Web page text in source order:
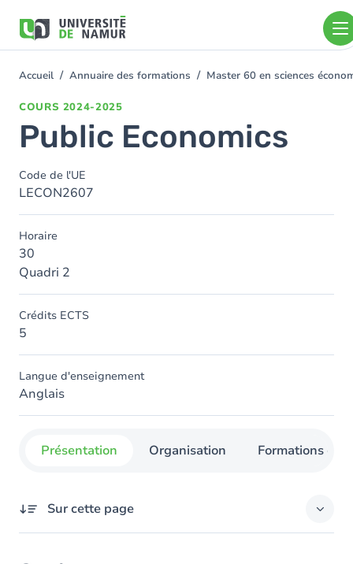
contenu
You
Accueil Annuaire des formations Master 60 en sciences
COURS 2024-2025
Public Economics
Code de l'UE
LECON2607
Horaire
30
Quadri 2
Crédits ECTS
5
Langue d'enseignement
Anglais
Présentation Organisation Formations
Sur cette page